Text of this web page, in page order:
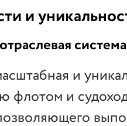
и
и
флотом и